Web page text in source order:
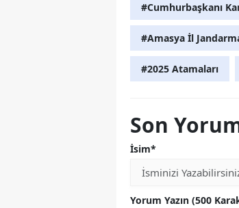
#Cumhurbaşkanı
#Amasya İl
#2025 Atamaları
Son
İsim*
Yorum Yazın (500